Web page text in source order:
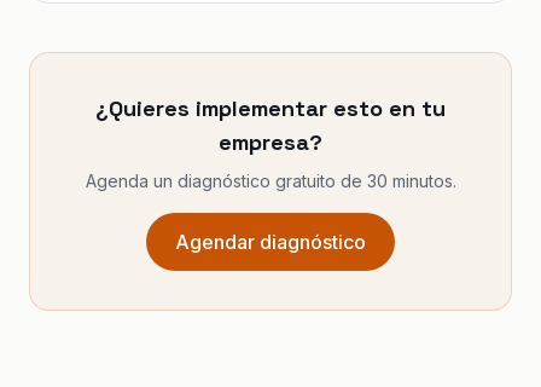
¿Quieres implementar esto en tu
empresa?
Agenda un diagnóstico gratuito de 30 minutos.
Agendar diagnóstico